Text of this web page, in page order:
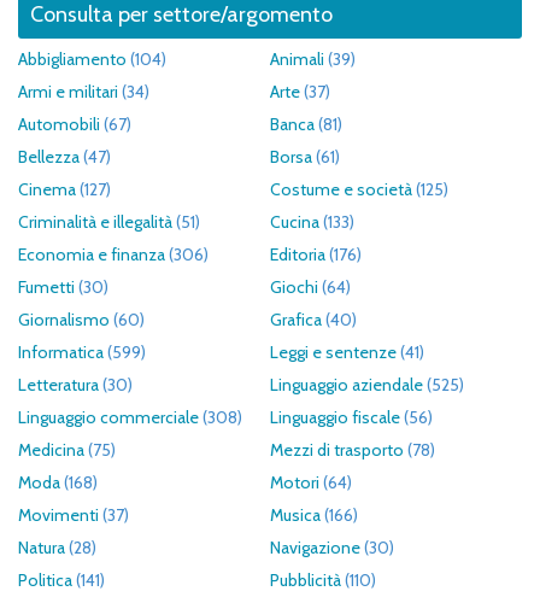
Consulta per settore/argomento
Abbigliamento (104) Animali (39)
Armi e militari (34) Arte(37)
Automobili (67) Banca(81)
Bellezza(47) Borsa(61)
Cinema(127) Costume e società(125)
Criminalità e illegalità(51) Cucina(133)
Economia e finanza(306) Editoria(176)
Fumetti (30) Giochi (64)
Giornalismo (60) Grafica(40)
Informatica(599) Leggi e sentenze(41)
Letteratura(30) Linguaggio aziendale(525)
Linguaggio commerciale(308) Linguaggio fiscale(56)
Medicina(75) Mezzi di trasporto (78)
Moda(168) Motori (64)
Movimenti (37) Musica(166)
Natura(28) Navigazione(30)
Politica(141) Pubblicità(110)